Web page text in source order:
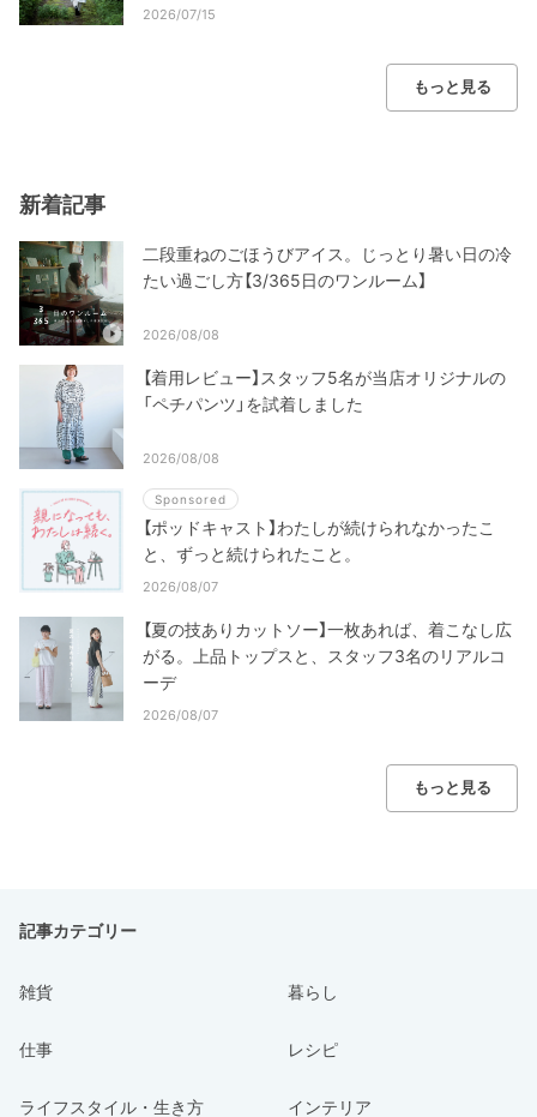
2026/07/15
もっと見る
新着記事
二段重ねのごほうびアイス。じっとり暑い日の冷
たい過ごし方【3/365日のワンルーム】
2026/08/08
【着用レビュー】スタッフ5名が当店オリジナルの
「ペチパンツ」を試着しました
2026/08/08
Sponsored
【ポッドキャスト】わたしが続けられなかったこ
と、ずっと続けられたこと。
2026/08/07
【夏の技ありカットソー】一枚あれば、着こなし広
がる。上品トップスと、スタッフ3名のリアルコ
ーデ
2026/08/07
もっと見る
記事カテゴリー
雑貨 暮らし
仕事 レシピ
ライフスタイル・生き方 インテリア